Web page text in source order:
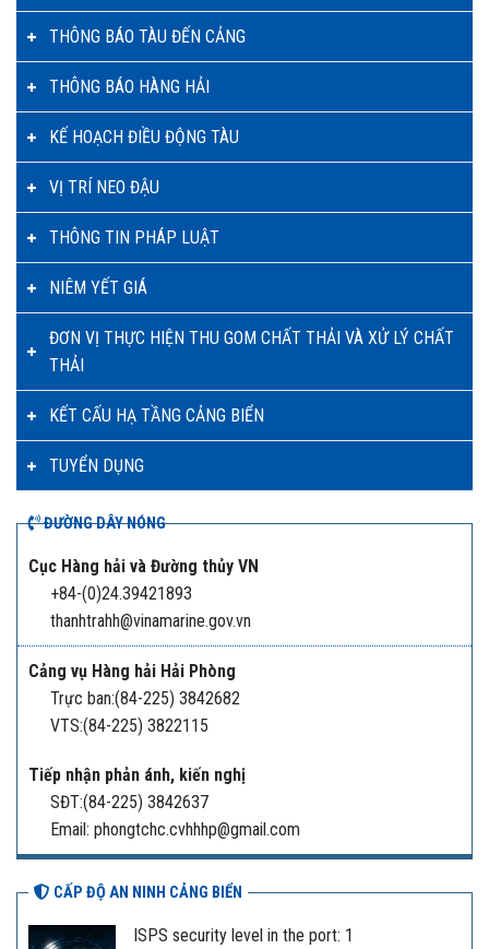
THÔNG BÁO TÀU ĐẾN CẢNG
THÔNG BÁO HÀNG HẢI
KẾ HOẠCH ĐIỀU ĐỘNG TÀU
VỊ TRÍ NEO ĐẬU
THÔNG TIN PHÁP LUẬT
NIÊM YẾT GIÁ
ĐƠN VỊ THỰC HIỆN THU GOM CHẤT THẢI VÀ XỬ LÝ CHẤT
THẢI
KẾT CẤU HẠ TẦNG CẢNG BIỂN
TUYỂN DỤNG
ĐƯỜNG DÂY NÓNG
Cục Hàng hải và Đường thủy VN
+84-(0)24.39421893
thanhtrahh@vinamarine.gov.vn
Cảng vụ Hàng hải Hải Phòng
Trực ban:(84-225) 3842682
VTS:(84-225) 3822115
Tiếp nhận phản ánh, kiến nghị
SĐT:(84-225) 3842637
Email: phongtchc.cvhhhp@gmail.com
CẤP ĐỘ AN NINH CẢNG BIỂN
ISPS security level in the port: 1